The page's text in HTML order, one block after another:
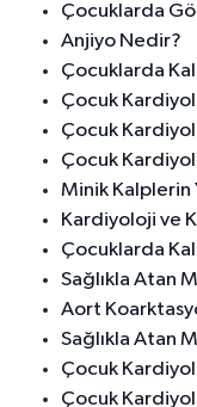
Çocuklarda
Anjiyo Nedir?
Çocuklarda
Çocuk
Çocuk
Çocuk
Minik Kalplerin
Kardiyoloji ve
Çocuklarda
Sağlıkla Atan
Aort
Sağlıkla Atan
Çocuk
Çocuk